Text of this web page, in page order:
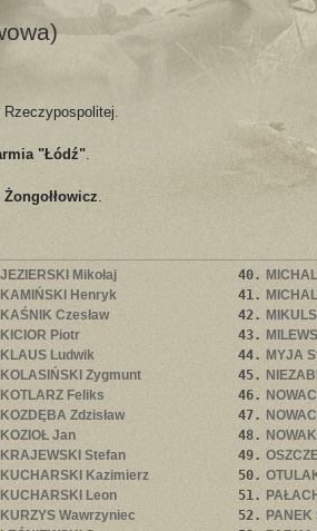
"Łódź"
JEZIERSKI Mikołaj
KAMIŃSKI Henryk
KAŚNIK Czesław
KICIOR Piotr
KLAUS Ludwik
KOLASIŃSKI Zygmunt
KOTLARZ Feliks
KOZDĘBA Zdzisław
KOZIOŁ Jan
KRAJEWSKI Stefan
KUCHARSKI Kazimierz
KUCHARSKI Leon
KURZYS Wawrzyniec
40.
41.
42.
43.
44. MYJA
45.
46.
47.
48.
49.
50.
51.
52. PANEK